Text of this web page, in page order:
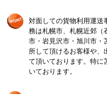
対面しての貨物利用運送
務は札幌市、札幌近郊（
市・岩見沢市・旭川市・
所して頂けるお客様や、
て頂いております。特に
いております。